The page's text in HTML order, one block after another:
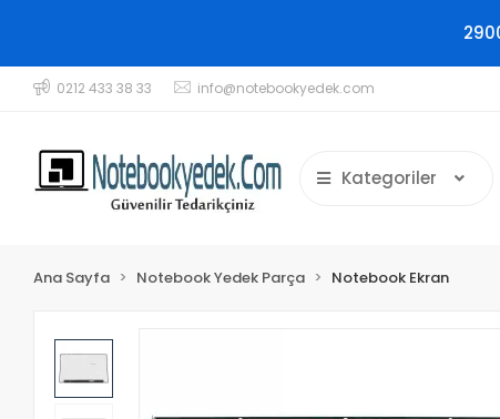
0212 433 38 33 info@notebookyedek.com
Kategoriler
Ana Sayfa Notebook Yedek Parça Notebook Ekran